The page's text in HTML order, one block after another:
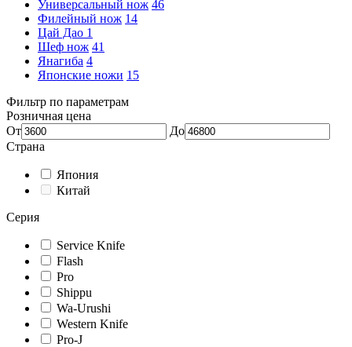
Универсальный нож 46
Филейный нож 14
Цай Дао 1
Шеф нож 41
Янагиба 4
Японские ножи 15
Фильтр по параметрам
Розничная цена
От
До
Страна
Япония
Китай
Серия
Service Knife
Flash
Pro
Shippu
Wa-Urushi
Western Knife
Pro-J